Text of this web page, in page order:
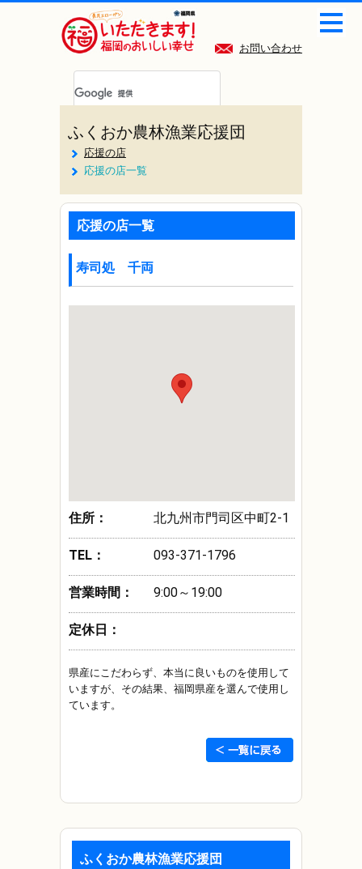
お問い合わせ
ふくおか農林漁業応援団
応援の店
応援の店一覧
応援の店一覧
寿司処 千両
住所： 北九州市門司区中町2-1
TEL： 093-371-1796
営業時間： 9:00～19:00
定休日：
県産にこだわらず、本当に良いものを使用して
いますが、その結果、福岡県産を選んで使用し
ています。
ふくおか農林漁業応援団